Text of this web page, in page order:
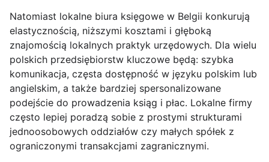
Natomiast lokalne biura księgowe w Belgii konkurują
elastycznością, niższymi kosztami i głęboką
znajomością lokalnych praktyk urzędowych. Dla wielu
polskich przedsiębiorstw kluczowe będą: szybka
komunikacja, częsta dostępność w języku polskim lub
angielskim, a także bardziej spersonalizowane
podejście do prowadzenia ksiąg i płac. Lokalne firmy
często lepiej poradzą sobie z prostymi strukturami
jednoosobowych oddziałów czy małych spółek z
ograniczonymi transakcjami zagranicznymi.